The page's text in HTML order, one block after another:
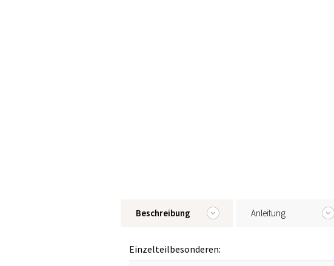
Beschreibung Anleitung
Einzelteilbesonderen: